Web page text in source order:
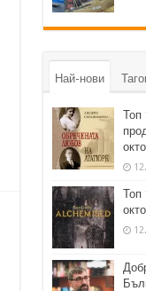
Най-нови
Топ
Топ